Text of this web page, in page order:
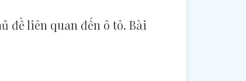
đề liên quan đến ô tô. Bài